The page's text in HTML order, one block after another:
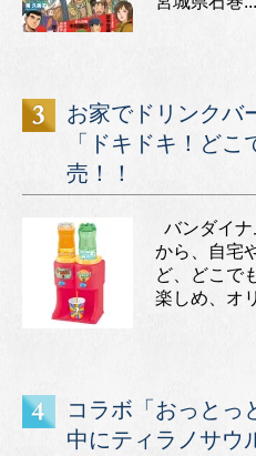
お家でドリンクバ
「ドキドキ！ど
売！！
バンダイ
から、自宅
ど、どこで
楽しめ、オ
コラボ「おっとっ
中にティラノサウ